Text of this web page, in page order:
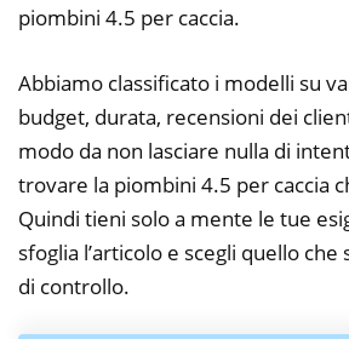
piombini 4.5 per caccia.
Abbiamo classificato i modelli su
budget, durata, recensioni dei
modo da non lasciare nulla di
trovare la piombini 4.5 per caccia
Quindi tieni solo a mente le tue
sfoglia l’articolo e scegli quello che
di controllo.